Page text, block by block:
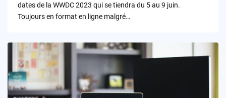
dates de la WWDC 2023 qui se tiendra du 5 au 9 juin.
Toujours en format en ligne malgré…